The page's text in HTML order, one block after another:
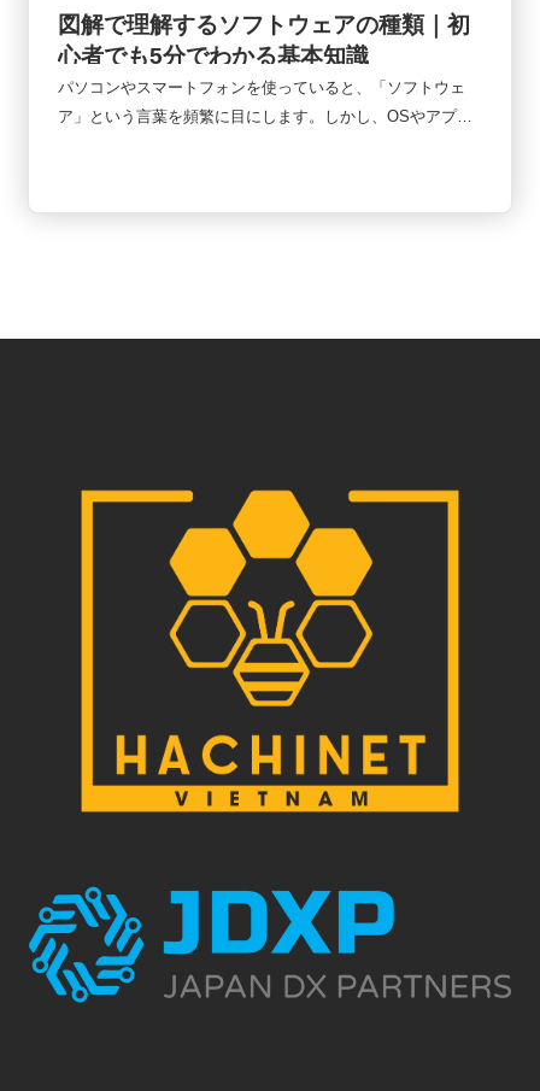
図解で理解するソフトウェアの種類｜初
心者でも5分でわかる基本知識
パソコンやスマートフォンを使っていると、「ソフトウェ
ア」という言葉を頻繁に目にします。しかし、OSやアプ